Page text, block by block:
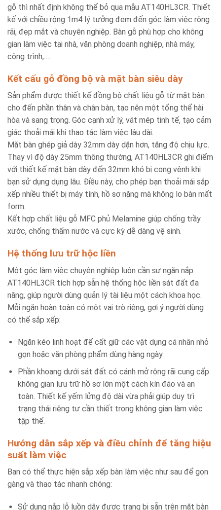
gỗ thì nhất định không thể bỏ qua mẫu AT140HL3CR. Thiết
kế với chiều rộng 1m4 lý tưởng đem đến góc làm việc rộng
rãi, đẹp mắt và chuyên nghiệp. Bàn gỗ phù hợp cho không
gian làm việc tại nhà, văn phòng doanh nghiệp, nhà máy,
công trình,….
Kết cấu gỗ đồng bộ và mặt bàn siêu dày
Sản phẩm được thiết kế đồng bộ chất liệu gỗ từ mặt bàn
cho đến phần thân và chân bàn, tạo nên một tổng thể hài
hòa và sang trọng. Góc cạnh xử lý, vát mép tinh tế, tạo cảm
giác thoải mái khi thao tác làm việc lâu dài.
Mặt bàn ghép giả dày 32mm dày dặn hơn, tăng độ chịu lực.
Thay vì độ dày 25mm thông thường, AT140HL3CR ghi điểm
với thiết kế mặt bàn dày đến 32mm khó bị cong vênh khi
bạn sử dụng dụng lâu. Điều này, cho phép bạn thoải mái sắp
xếp nhiều thiết bị máy tính, hồ sơ nặng mà không lo bàn mất
form.
Kết hợp chất liệu gỗ MFC phủ Melamine giúp chống trầy
xước, chống thấm nước và cực kỳ dễ dàng vệ sinh.
Hệ thống lưu trữ hộc liền
Một góc làm việc chuyên nghiệp luôn cần sự ngăn nắp.
AT140HL3CR tích hợp sẵn hệ thống hộc liền sát đất đa
năng, giúp người dùng quản lý tài liệu một cách khoa học.
Mỗi ngăn hoàn toàn có một vai trò riêng, gợi ý người dùng
có thể sắp xếp:
Ngăn kéo linh hoạt để cất giữ các vật dụng cá nhân nhỏ
gọn hoặc văn phòng phẩm dùng hàng ngày.
Phần khoang dưới sát đất có cánh mở rộng rãi cung cấp
không gian lưu trữ hồ sơ lớn một cách kín đáo và an
toàn. Thiết kế yếm lửng độ dài vừa phải giúp duy trì
trạng thái riêng tư cần thiết trong không gian làm việc
tập thể.
Hướng dẫn sắp xếp và điều chỉnh để tăng hiệu
suất làm việc
Bạn có thể thực hiện sắp xếp bàn làm việc như sau để gọn
gàng và thao tác nhanh chóng:
Sử dụng nắp lỗ luồn dây được trang bị sẵn trên mặt bàn